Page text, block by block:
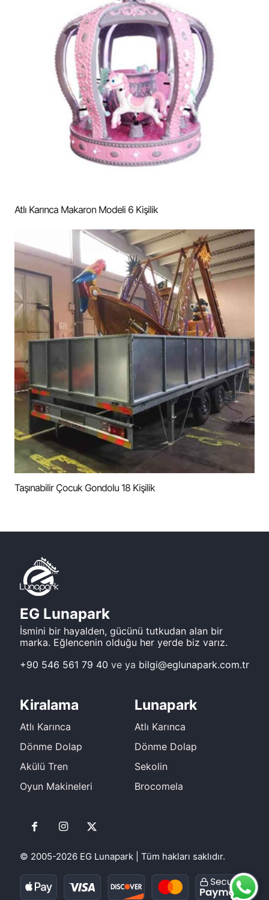
Atlı Karınca Makaron Modeli 6 Kişilik
Taşınabilir Çocuk Gondolu 18 Kişilik
EG Lunapark
İsmini bir hayalden, gücünü tutkudan alan bir
marka. Eğlencenin olduğu her yerde biz varız.
+90 546 561 79 40 ve ya bilgi@eglunapark.com.tr
Kiralama
Atlı Karınca
Dönme Dolap
Akülü Tren
Oyun Makineleri
Lunapark
Atlı Karınca
Dönme Dolap
Sekolin
Brocomela
© 2005-2026 EG Lunapark | Tüm hakları saklıdır.